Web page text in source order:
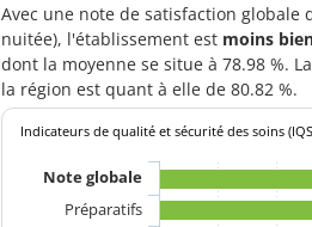
Avec une note de satisfaction globale
nuitée), l'établissement est moins
dont la moyenne se situe à 78.98 %.
la région est quant à elle de 80.82 %.
Indicateurs de qualité et sécurité des soins
Note globale
Préparatifs